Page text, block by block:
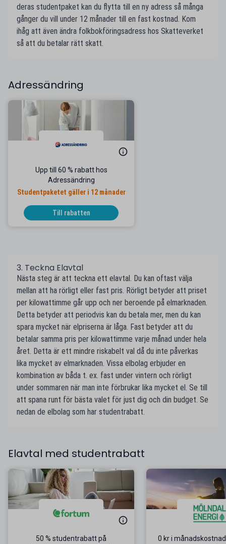
deras studentpaket kan du flytta till en ny adress så många
gånger du vill under 12 månader till en fast kostnad. Kom
ihåg att även ändra folkbokföringsadress hos Skatteverket
så att du betalar rätt skatt.
Adressändring
Upp till 60 % rabatt hos
Adressändring
Studentpaketet gäller i 12 månader
Till rabatten
3. Teckna Elavtal
Nästa steg är att teckna ett elavtal. Du kan oftast välja
mellan att ha rörligt eller fast pris. Rörligt betyder att priset
per kilowattimme går upp och ner beroende på elmarknaden.
Detta betyder att periodvis kan du betala mer, men du kan
spara mycket när elpriserna är låga. Fast betyder att du
betalar samma pris per kilowattimme varje månad under hela
året. Detta är ett mindre riskabelt val då du inte påverkas
lika mycket av elmarknaden. Vissa elbolag erbjuder en
kombination av båda t. ex. fast under vintern och rörligt
under sommaren när man inte förbrukar lika mycket el. Se till
att spana runt för bästa valet för just dig och din budget. Se
nedan de elbolag som har studentrabatt.
Elavtal med studentrabatt
50 % studentrabatt på
0 kr i